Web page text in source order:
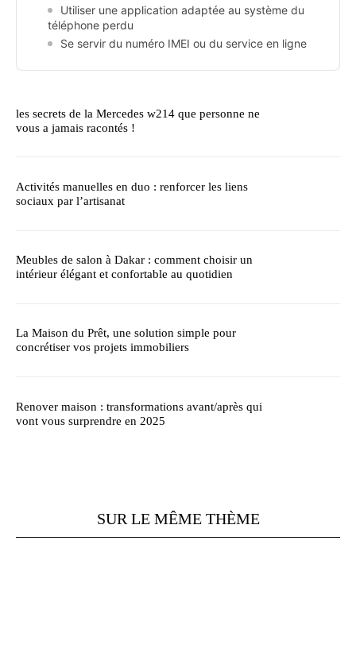
Utiliser une application adaptée au système du
téléphone perdu
Se servir du numéro IMEI ou du service en ligne
les secrets de la Mercedes w214 que personne ne
vous a jamais racontés !
Activités manuelles en duo : renforcer les liens
sociaux par l’artisanat
Meubles de salon à Dakar : comment choisir un
intérieur élégant et confortable au quotidien
La Maison du Prêt, une solution simple pour
concrétiser vos projets immobiliers
Renover maison : transformations avant/après qui
vont vous surprendre en 2025
SUR LE MÊME THÈME